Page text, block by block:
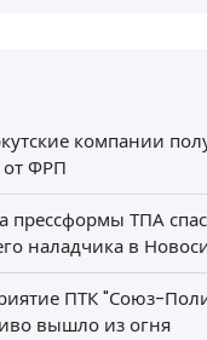
компании
от ФРП
прессформы ТПА
наладчика в
ПТК "Союз-
вышло из огня